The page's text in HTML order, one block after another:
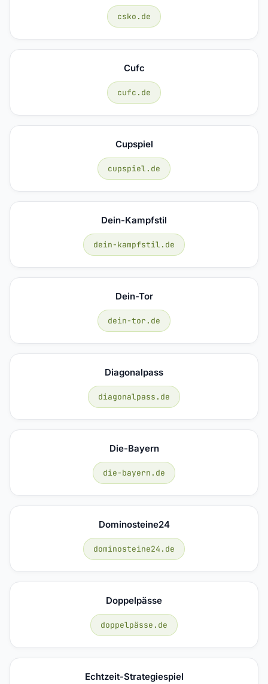
csko.de
Cufc
cufc.de
Cupspiel
cupspiel.de
Dein-Kampfstil
dein-kampfstil.de
Dein-Tor
dein-tor.de
Diagonalpass
diagonalpass.de
Die-Bayern
die-bayern.de
Dominosteine24
dominosteine24.de
Doppelpässe
doppelpässe.de
Echtzeit-Strategiespiel